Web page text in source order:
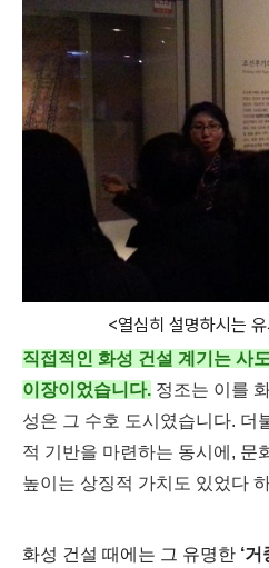
<열심히 설명하시는
직접적인 화성 건설 계기는 사
이장이었습니다. 정조는 이를
성은 그 수호 도시였습니다. 더
적 기반을 마련하는 동시에, 문
높이는 상징적 가치도 있었다
화성 건설 때에는 그 유명한 ‘거